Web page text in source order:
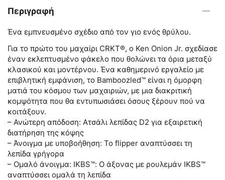
Περιγραφή
Ένα εμπνευσμένο σχέδιο από τον γιο ενός θρύλου.
Για το πρώτο του μαχαίρι CRKT®, ο Ken Onion Jr. σχεδίασε
έναν εκλεπτυσμένο φάκελο που θολώνει τα όρια μεταξύ
κλασικού και μοντέρνου. Ένα καθημερινό εργαλείο με
επιβλητική εμφάνιση, το Bamboozled™ είναι η όμορφη
ματιά του κόσμου των μαχαιριών, με μια διακριτική
κομψότητα που θα εντυπωσιάσει όσους ξέρουν πού να
κοιτάξουν.
– Ανώτερη απόδοση: Ατσάλι λεπίδας D2 για εξαιρετική
διατήρηση της κόψης
– Άνοιγμα με υποβοήθηση: Το flipper αναπτύσσει τη
λεπίδα γρήγορα
– Ομαλό άνοιγμα: IKBS™: Ο άξονας με ρουλεμάν IKBS™
αναπτύσσει ομαλά τη λεπίδα